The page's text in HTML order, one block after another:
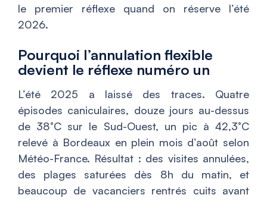
le premier réflexe quand on réserve l’été
2026.
Pourquoi l’annulation flexible
devient le réflexe numéro un
L’été 2025 a laissé des traces. Quatre
épisodes caniculaires, douze jours au-dessus
de 38°C sur le Sud-Ouest, un pic à 42,3°C
relevé à Bordeaux en plein mois d’août selon
Météo-France. Résultat : des visites annulées,
des plages saturées dès 8h du matin, et
beaucoup de vacanciers rentrés cuits avant